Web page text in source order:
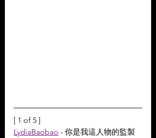
[ 1 of 5 ]
LydiaBaobao - 你是我這人物的監製